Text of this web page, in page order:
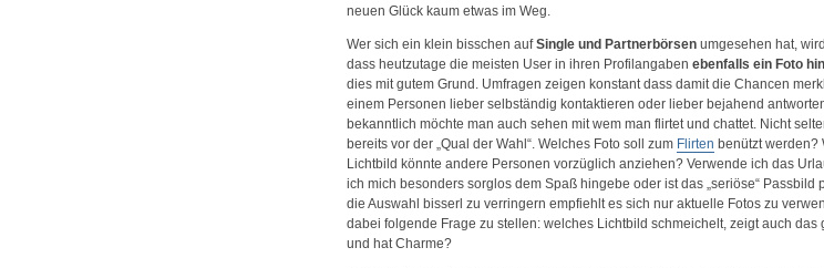
neuen Glück kaum etwas im Weg.
Wer sich ein klein bisschen aufSingle und Partnerbörsenumgesehen hat,
dass heutzutage die meisten User in ihren Profilangaben ebenfalls ein Foto
dies mit gutem Grund. Umfragen zeigen konstant dass damit die Chancen
einem Personen lieber selbständig kontaktieren oder lieber bejahend
bekanntlich möchte man auch sehen mit wem man flirtet und chattet. Nicht
bereits vor der „Qual der Wahl“. Welches Foto soll zum Flirten benützt werden?
Lichtbild könnte andere Personen vorzüglich anziehen? Verwende ich das
ich mich besonders sorglos dem Spaß hingebe oder ist das „seriöse“ Passbild
die Auswahl bisserl zu verringern empfiehlt es sich nur aktuelle Fotos zu
dabei folgende Frage zu stellen: welches Lichtbild schmeichelt, zeigt auch das
und hat Charme?